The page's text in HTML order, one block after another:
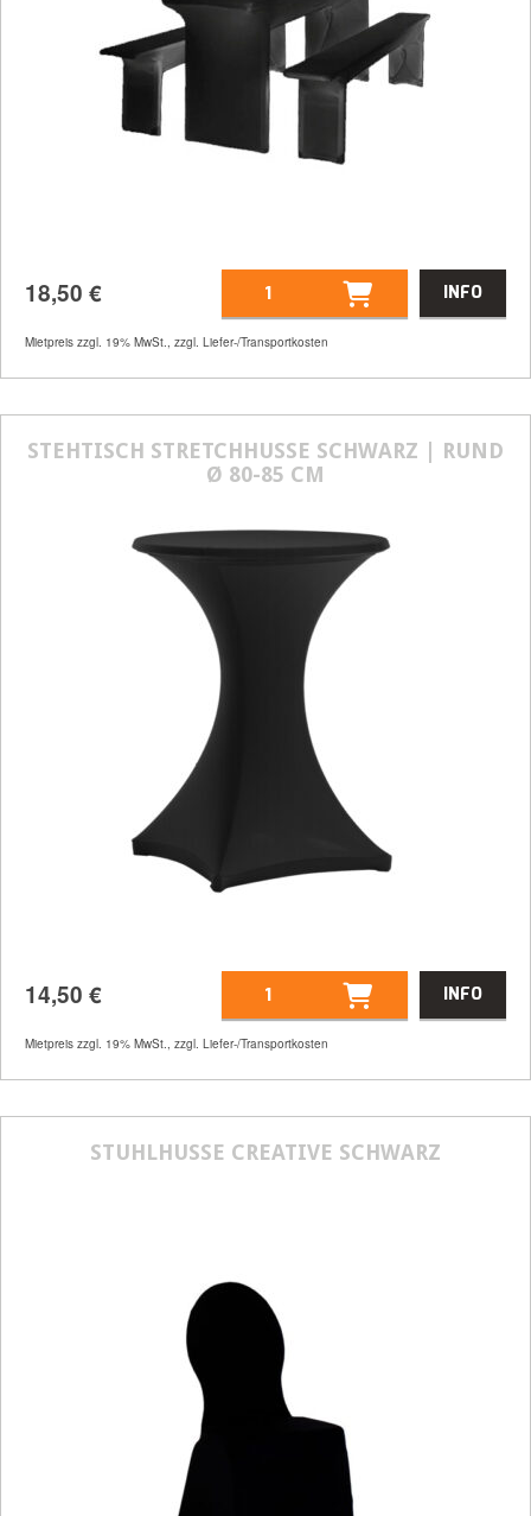
Größenangabe:
(H | B | T) 78 | 220 | 50
cm
18,50 € INFO
Mietpreis zzgl. 19% MwSt., zzgl. Liefer-/Transportkosten
STEHTISCH STRETCHHUSSE SCHWARZ | RUND
Ø 80-85 CM
Größenangabe:
Ø 80 cm
14,50 € INFO
Mietpreis zzgl. 19% MwSt., zzgl. Liefer-/Transportkosten
STUHLHUSSE CREATIVE SCHWARZ